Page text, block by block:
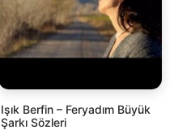
Işık Berfin – Feryadım Büyük
Şarkı Sözleri